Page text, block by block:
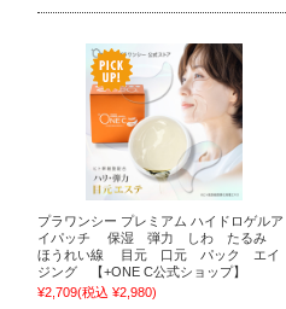
プラワンシー プレミアム ハイドロゲルア
イパッチ 保湿 弾力 しわ たるみ
ほうれい線 目元 口元 パック エイ
ジング 【+ONE C公式ショップ】
¥2,709(税込 ¥2,980)